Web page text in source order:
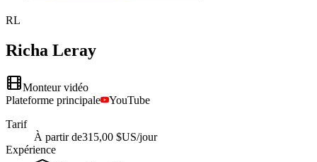
RL
Richa Leray
Monteur vidéo
Plateforme principale
YouTube
Tarif
À partir de315,00 $US/jour
Expérience